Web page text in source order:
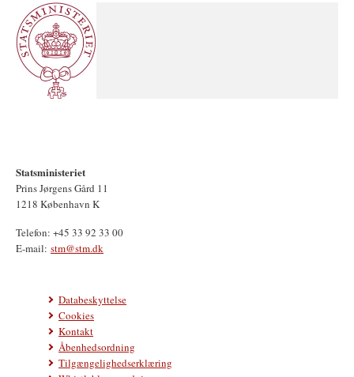
Statsministeriet
Prins Jørgens Gård 11
1218 København K
Telefon: +45 33 92 33 00
E-mail: stm@stm.dk
Databeskyttelse
Cookies
Kontakt
Åbenhedsordning
Tilgængelighedserklæring